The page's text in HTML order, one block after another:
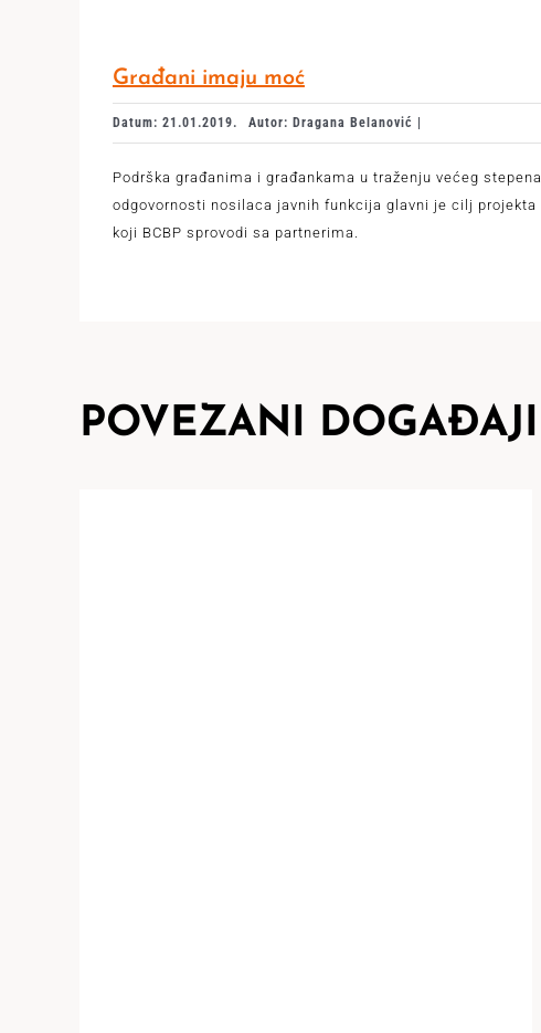
Građani imaju moć
Datum: 21.01.2019. Autor: Dragana Belanović |
Podrška građanima i građankama u traženju većeg stepena
odgovornosti nosilaca javnih funkcija glavni je cilj projekta
koji BCBP sprovodi sa partnerima.
POVEZANI DOGAĐAJI